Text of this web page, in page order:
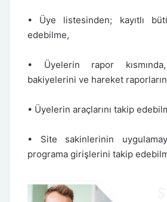
• Üye listesinden; kayıtlı
edebilme,
• Üyelerin rapor
bakiyelerini ve hareket
• Üyelerin araçlarını takip
• Site sakinlerinin
programa girişlerini takip